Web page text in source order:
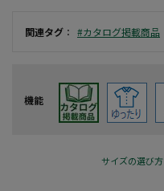
関連タグ ： #カタログ掲載商品
機能
サイズの選び方